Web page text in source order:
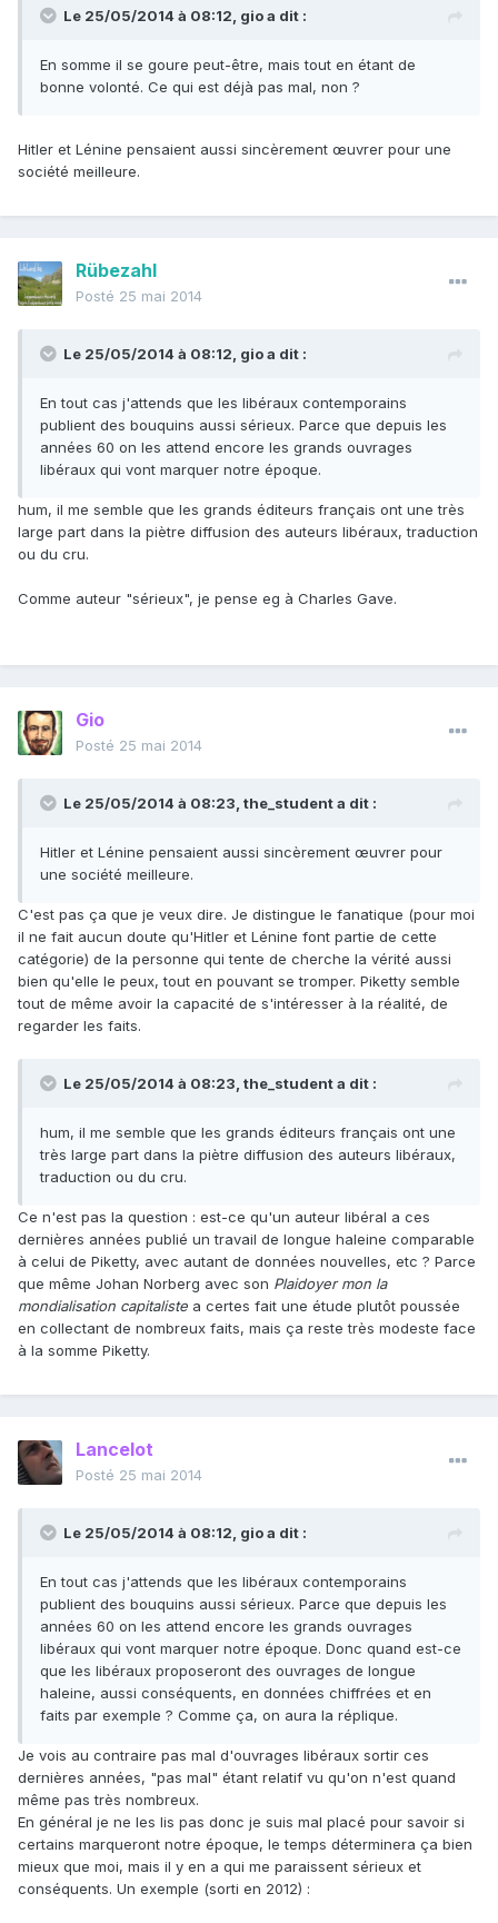
Le 25/05/2014 à 08:12, gio a dit :
En somme il se goure peut-être, mais tout en étant de
bonne volonté. Ce qui est déjà pas mal, non ?
Hitler et Lénine pensaient aussi sincèrement œuvrer pour une
société meilleure.
Rübezahl
Posté 25 mai 2014
Le 25/05/2014 à 08:12, gio a dit :
En tout cas j'attends que les libéraux contemporains
publient des bouquins aussi sérieux. Parce que depuis les
années 60 on les attend encore les grands ouvrages
libéraux qui vont marquer notre époque.
hum, il me semble que les grands éditeurs français ont une très
large part dans la piètre diffusion des auteurs libéraux, traduction
ou du cru.
Comme auteur "sérieux", je pense eg à Charles Gave.
Gio
Posté 25 mai 2014
Le 25/05/2014 à 08:23, the_student a dit :
Hitler et Lénine pensaient aussi sincèrement œuvrer pour
une société meilleure.
C'est pas ça que je veux dire. Je distingue le fanatique (pour moi
il ne fait aucun doute qu'Hitler et Lénine font partie de cette
catégorie) de la personne qui tente de cherche la vérité aussi
bien qu'elle le peux, tout en pouvant se tromper. Piketty semble
tout de même avoir la capacité de s'intéresser à la réalité, de
regarder les faits.
Le 25/05/2014 à 08:23, the_student a dit :
hum, il me semble que les grands éditeurs français ont une
très large part dans la piètre diffusion des auteurs libéraux,
traduction ou du cru.
Ce n'est pas la question : est-ce qu'un auteur libéral a ces
dernières années publié un travail de longue haleine comparable
à celui de Piketty, avec autant de données nouvelles, etc ? Parce
que même Johan Norberg avec son Plaidoyer mon la
mondialisation capitaliste a certes fait une étude plutôt poussée
en collectant de nombreux faits, mais ça reste très modeste face
à la somme Piketty.
Lancelot
Posté 25 mai 2014
Le 25/05/2014 à 08:12, gio a dit :
En tout cas j'attends que les libéraux contemporains
publient des bouquins aussi sérieux. Parce que depuis les
années 60 on les attend encore les grands ouvrages
libéraux qui vont marquer notre époque. Donc quand est-ce
que les libéraux proposeront des ouvrages de longue
haleine, aussi conséquents, en données chiffrées et en
faits par exemple ? Comme ça, on aura la réplique.
Je vois au contraire pas mal d'ouvrages libéraux sortir ces
dernières années, "pas mal" étant relatif vu qu'on n'est quand
même pas très nombreux.
En général je ne les lis pas donc je suis mal placé pour savoir si
certains marqueront notre époque, le temps déterminera ça bien
mieux que moi, mais il y en a qui me paraissent sérieux et
conséquents. Un exemple (sorti en 2012) :